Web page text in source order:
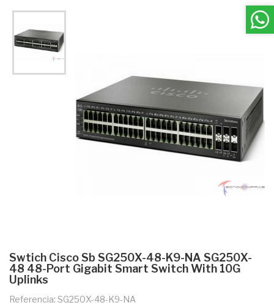
Swtich Cisco Sb SG250X-48-K9-NA SG250X-
48 48-Port Gigabit Smart Switch With 10G
Uplinks
Referencia: SG250X-48-K9-NA